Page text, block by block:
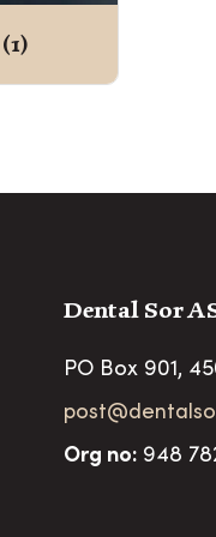
(1)
Dental Sor
PO Box 901,
Org no:948